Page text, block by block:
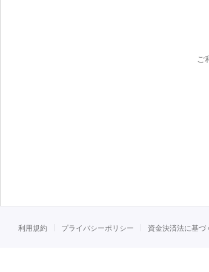
ご
利用規約 プライバシーポリシー 資金決済法に基づ